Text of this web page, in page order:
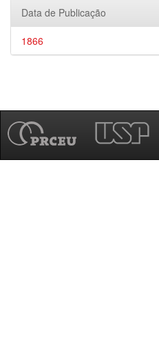
Data de Publicação
1866